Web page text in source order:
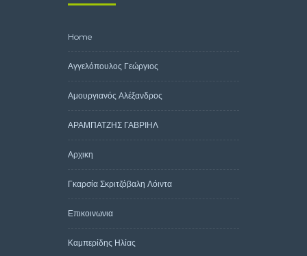
Home
Αγγελόπουλος Γεώργιος
Αμουργιανός Αλέξανδρος
ΑΡΑΜΠΑΤΖΗΣ ΓΑΒΡΙΗΛ
Αρχικη
Γκαρσία Σκριτζόβαλη Λόιντα
Επικοινωνια
Καμπερίδης Ηλίας